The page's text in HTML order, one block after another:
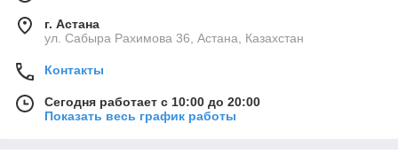
г. Астана
ул. Сабыра Рахимова 36, Астана, Казахстан
Контакты
Сегодня работает с 10:00 до 20:00
Показать весь график работы